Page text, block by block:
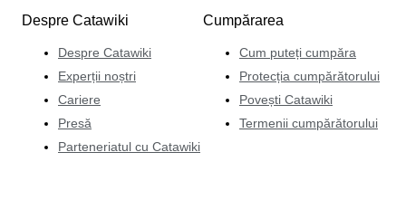
Despre Catawiki
Despre Catawiki
Experții noștri
Cariere
Presă
Parteneriatul cu Catawiki
Cumpărarea
Cum puteți cumpăra
Protecția cumpărătorului
Povești Catawiki
Termenii cumpărătorului